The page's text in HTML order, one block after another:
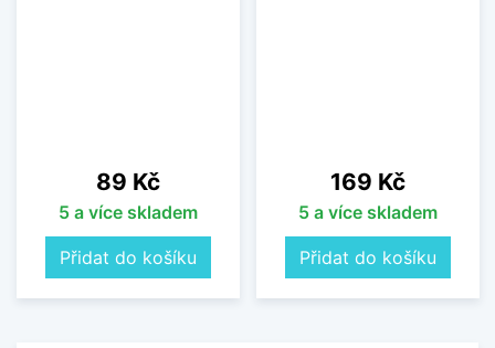
Cena
89 Kč
5 a více skladem
Přidat do košíku
Cena
169 Kč
5 a více skladem
Přidat do košíku